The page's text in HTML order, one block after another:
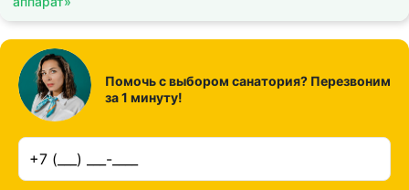
Помочь с выбором санатория? Перезвоним
за 1 минуту!